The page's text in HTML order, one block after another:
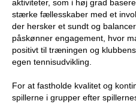
b
aktiviteter, som i høj grad
stærke fællesskaber med et
der hersker et sundt og
påskønner engagement, hvor
positivt til træningen og
egen tennisudvikling.
For at fastholde kvalitet og
spillerne i grupper efter